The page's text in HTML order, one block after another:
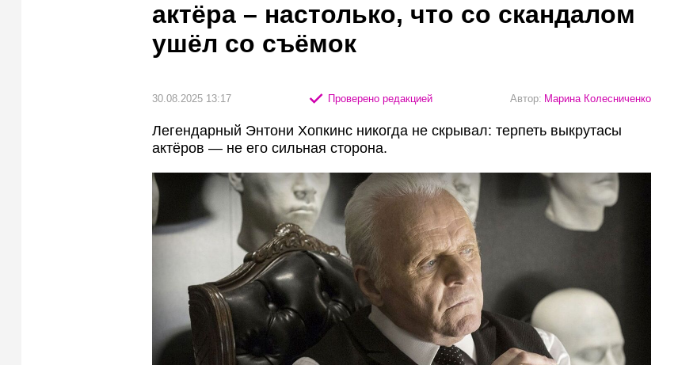
актёра – настолько, что со скандалом
ушёл со съёмок
30.08.2025 13:17 Проверено редакцией Автор: Марина Колесниченко
Легендарный Энтони Хопкинс никогда не скрывал: терпеть выкрутасы
актёров — не его сильная сторона.